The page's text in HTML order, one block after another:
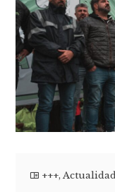
+++,